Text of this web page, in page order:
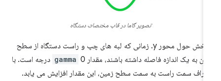
تصویر گاما در قاب مختصات دستگاه
چرخش حول محور y. زمانی که لبه های چپ و راست دستگاه از سطح
به یک اندازه فاصله داشته باشند، مقدار
gamma 0 درجه است. با
سمت راست به سمت سطح زمین، این مقدار افزایش می یابد.